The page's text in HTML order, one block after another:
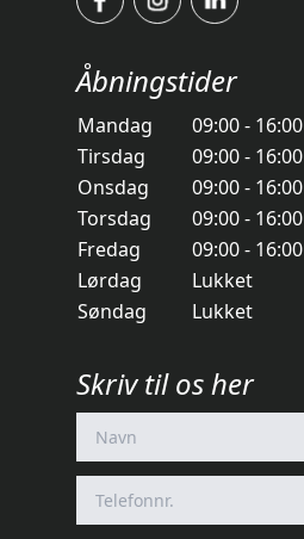
Åbningstider
Mandag
09:00 - 16:00
Tirsdag
09:00 - 16:00
Onsdag
09:00 - 16:00
Torsdag
09:00 - 16:00
Fredag
09:00 - 16:00
Lørdag
Lukket
Søndag
Lukket
Skriv til os her